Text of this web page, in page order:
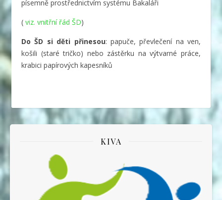
písemně prostřednictvím systému Bakaláři
( viz. vnitřní řád ŠD)
Do ŠD si děti přinesou: papuče, převlečení na ven,
košili (staré tričko) nebo zástěrku na výtvarné práce,
krabici papírových kapesníků
KIVA